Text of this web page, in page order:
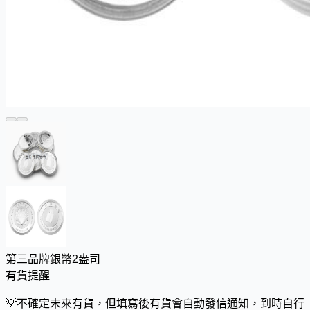
第三品牌銀幣2盎司
有貨提醒
💡不確定未來有貨，但填寫後有貨會自動發信通知，到時自行